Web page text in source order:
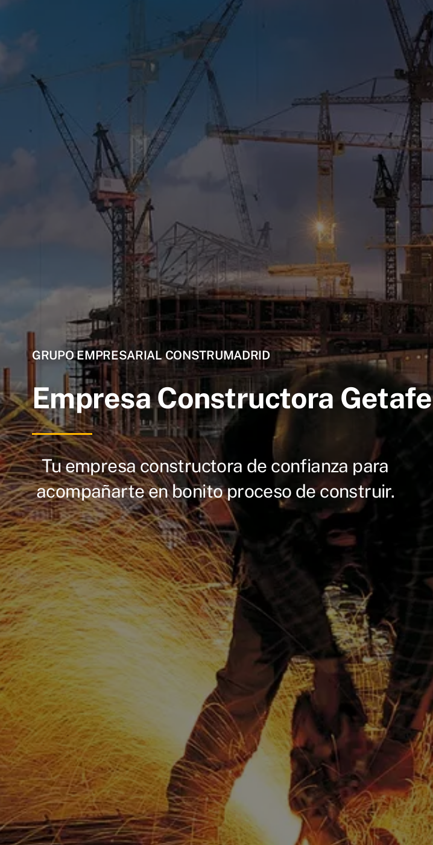
GRUPO EMPRESARIAL CONSTRUMADRID
Empresa Constructora Getafe
Tu empresa constructora de confianza para
acompañarte en bonito proceso de construir.